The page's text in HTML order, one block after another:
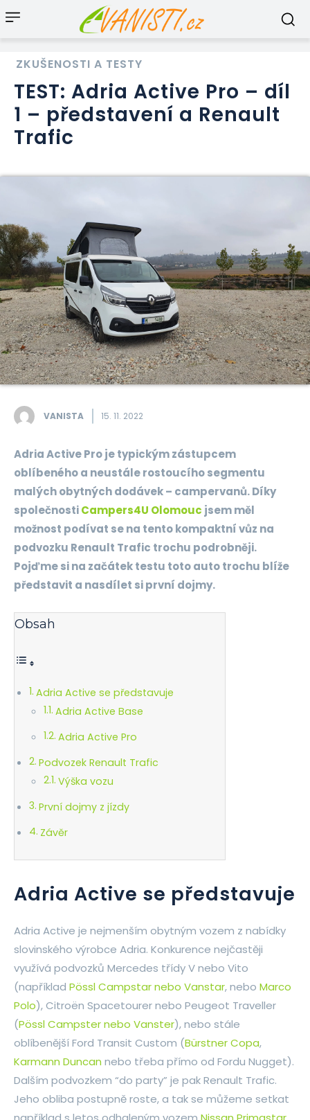
ZKUŠENOSTI A TESTY
TEST: Adria Active Pro – díl
1 – představení a Renault
Trafic
VANISTA 15. 11. 2022
Adria Active Pro je typickým zástupcem
oblíbeného a neustále rostoucího segmentu
malých obytných dodávek – campervanů. Díky
společnostiCampers4U Olomouc jsem měl
možnost podívat se na tento kompaktní vůz na
podvozku Renault Trafic trochu podrobněji.
Pojďme si na začátek testu toto auto trochu blíže
představit a nasdílet si první dojmy.
Obsah
Adria Active se představuje
Adria Active Base
Adria Active Pro
Podvozek Renault Trafic
Výška vozu
První dojmy z jízdy
Závěr
Adria Active se představuje
Adria Active je nejmenším obytným vozem z nabídky
slovinského výrobce Adria. Konkurence nejčastěji
využívá podvozků Mercedes třídy V nebo Vito
(například Pössl Campstar nebo Vanstar, nebo Marco
Polo), Citroën Spacetourer nebo Peugeot Traveller
(Pössl Campster nebo Vanster), nebo stále
oblíbenější Ford Transit Custom (Bürstner Copa,
Karmann Duncan nebo třeba přímo od Fordu Nugget).
Dalším podvozkem “do party” je pak Renault Trafic.
Jeho obliba postupně roste, a tak se můžeme setkat